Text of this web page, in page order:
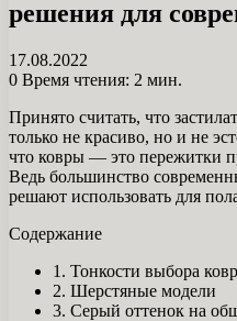
решения для
17.08.2022
0 Время чтения: 2 мин.
Принято считать, что
только не красиво, но и не
что ковры — это пережитки
Ведь большинство
решают использовать для
Содержание
1. Тонкости выбора
2. Шерстяные модели
3. Серый оттенок на